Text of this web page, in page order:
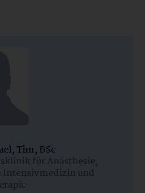
Tim, BSc
für Anästhesie,
Intensivmedizin und